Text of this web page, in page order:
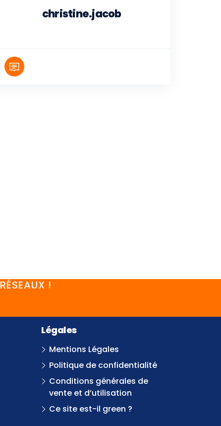
christine.jacob
!
Légales
Mentions Légales
Politique de confidentialité
Conditions générales de
vente et d’utilisation
Ce site est-il green ?